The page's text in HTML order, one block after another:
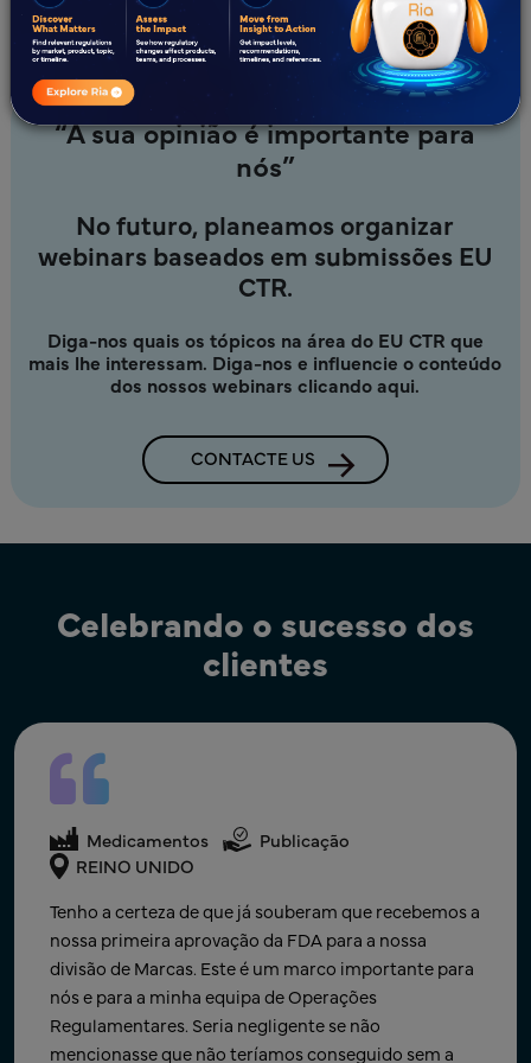
económicas aos promotores, garantindo submissões
atempadas.
“A sua opinião é importante para
nós”
No futuro, planeamos organizar
webinars baseados em submissões EU
CTR.
Diga-nos quais os tópicos na área do EU CTR que
mais lhe interessam. Diga-nos e influencie o conteúdo
dos nossos webinars clicando aqui.
CONTACTE US
Celebrando o sucesso dos
clientes
Medicamentos
Assuntos Regulamentares
EUA
O comprovativo da ANDA foi recebido! Muito
obrigado pelo vosso trabalho árduo, paciência e
apoio ao nosso trabalho nos últimos meses. Estamos
muito satisfeitos por termos conseguido cumprir o
prazo e atingir um objetivo corporativo importante
da nossa jovem empresa. ​
Medicamentos
Assuntos Regulamentares
Índia
Obrigado pelo apoio atempado durante o fim de
semana, o que nos permitiu ressubmeter
rapidamente após sermos notificados. Isto
demonstra continuamente o compromisso da Freyr
para com os marcos da nossa empresa.
Medicamentos
Publicação
REINO UNIDO
Tenho a certeza de que já souberam que recebemos a
nossa primeira aprovação da FDA para a nossa
divisão de Marcas. Este é um marco importante para
nós e para a minha equipa de Operações
Regulamentares. Seria negligente se não
mencionasse que não teríamos conseguido sem a